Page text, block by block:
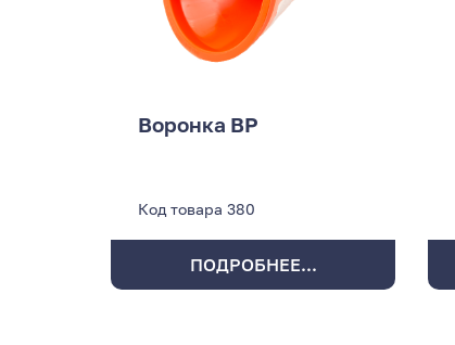
Воронка ВР
Код товара 380
ПОДРОБНЕЕ...